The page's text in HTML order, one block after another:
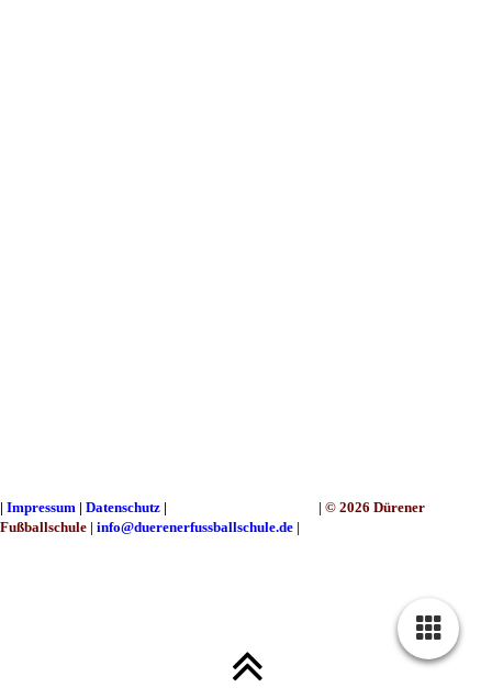
| Impressum | Datenschutz | | © 2026 Dürener
Fußballschule | info@duerenerfussballschule.de |